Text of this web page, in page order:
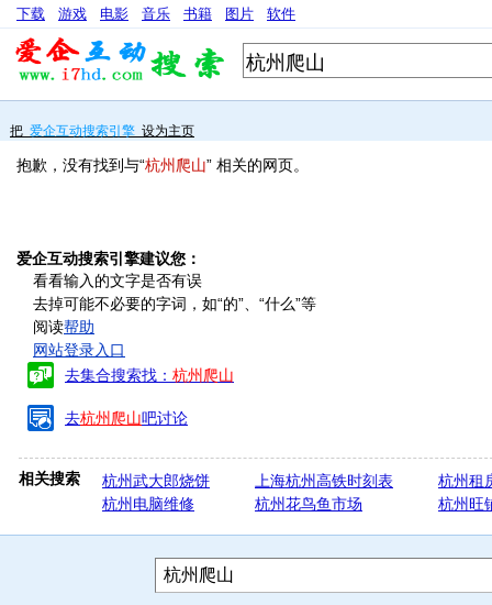
下载 游戏 电影 音乐 书籍 图片 软件
把 爱企互动搜索引擎 设为主页
抱歉，没有找到与“杭州爬山” 相关的网页。
爱企互动搜索引擎建议您：
看看输入的文字是否有误
去掉可能不必要的字词，如“的”、“什么”等
阅读帮助
网站登录入口
去集合搜索找： 杭州爬山
去杭州爬山吧讨论
相关搜索 杭州武大郎烧饼 上海杭州高铁时刻表
杭州租
杭州电脑维修
杭州花鸟鱼市场 杭州旺